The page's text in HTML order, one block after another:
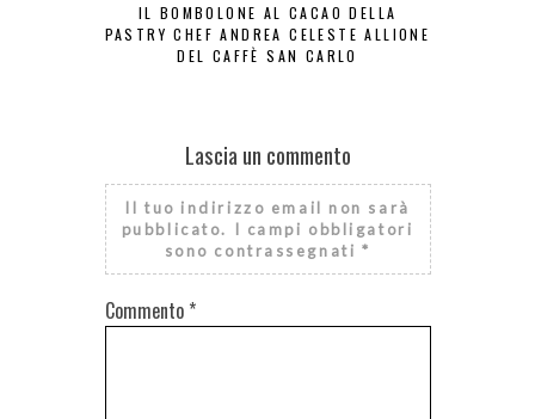
IL BOMBOLONE AL CACAO DELLA
PASTRY CHEF ANDREA CELESTE ALLIONE
DEL CAFFÈ SAN CARLO
Lascia un commento
Il tuo indirizzo email non sarà
pubblicato.
I campi obbligatori
sono contrassegnati *
Commento *